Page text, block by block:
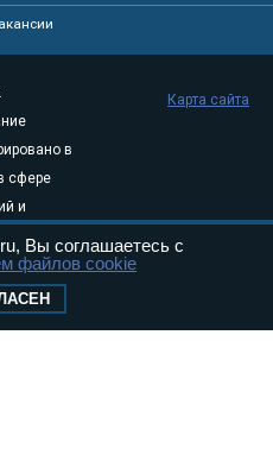
в
сфере
и
05
ФС77-
Карта сайта
Вы соглашаетесь с
файлов cookie